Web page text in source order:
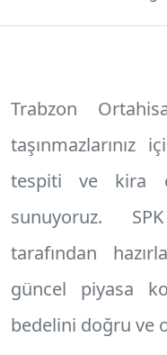
Trabzon
taşınmazlarınız
tespiti ve kira
sunuyoruz.
tarafından
güncel piyasa
bedelini doğru ve